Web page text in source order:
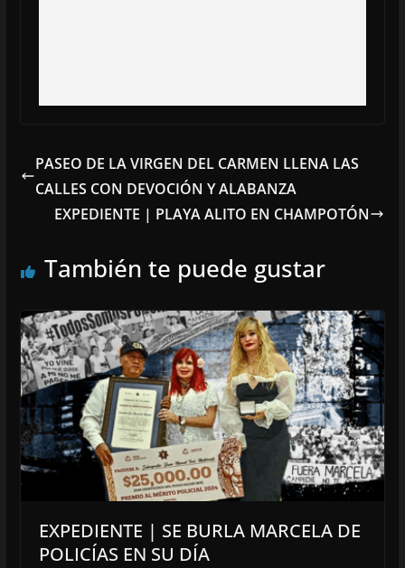
PASEO DE LA VIRGEN DEL CARMEN LLENA LAS
CALLES CON DEVOCIÓN Y ALABANZA
EXPEDIENTE | PLAYA ALITO EN CHAMPOTÓN
También te puede gustar
EXPEDIENTE | SE BURLA MARCELA DE
POLICÍAS EN SU DÍA